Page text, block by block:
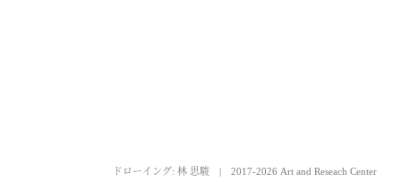
ドローイング: 林 思駿 2017-2026 Art and Reseach Center